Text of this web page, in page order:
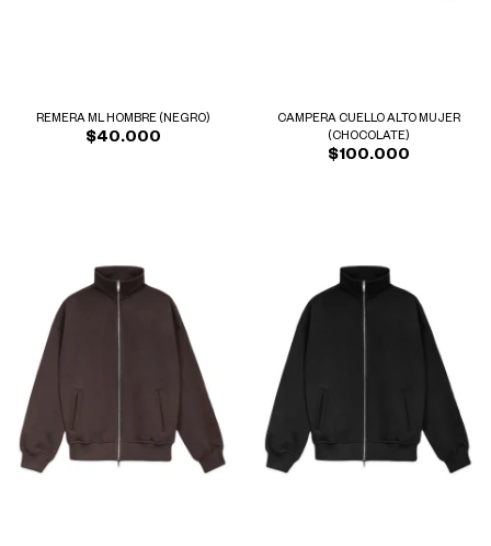
REMERA ML HOMBRE (NEGRO)
$40.000
CAMPERA CUELLO ALTO MUJER
(CHOCOLATE)
$100.000